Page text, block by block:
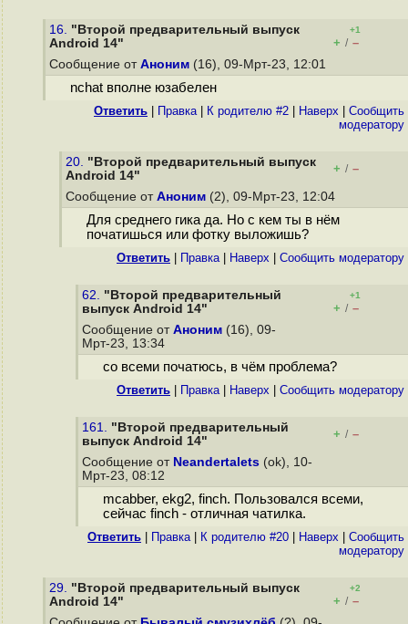
16. "Второй предварительный выпуск
Android 14"
+1
+ / –
Сообщение от Аноним (16), 09-Мрт-23, 12:01
nchat вполне юзабелен
Ответить Правка| К родителю #2 Наверх
Cообщить
модератору
20. "Второй предварительный выпуск
Android 14"
+ / –
Сообщение от Аноним (2), 09-Мрт-23, 12:04
Для среднего гика да. Но с кем ты в нём
початишься или фотку выложишь?
Ответить Правка| Наверх Cообщить модератору
62. "Второй предварительный
выпуск Android 14"
+1
+ / –
Сообщение от Аноним (16), 09-
Мрт-23, 13:34
со всеми початюсь, в чём проблема?
Ответить Правка| Наверх Cообщить модератору
161. "Второй предварительный
выпуск Android 14"
+ / –
Сообщение от Neandertalets (ok), 10-
Мрт-23, 08:12
mcabber, ekg2, finch. Пользовался всеми,
сейчас finch - отличная чатилка.
Ответить Правка| К родителю #20 Наверх
Cообщить
модератору
29. "Второй предварительный выпуск
Android 14"
+2
+ / –